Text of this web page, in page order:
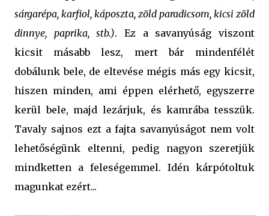
sárgarépa, karfiol, káposzta, zöld paradicsom, kicsi zöld
dinnye, paprika, stb.). Ez a savanyúság viszont
kicsit másabb lesz, mert bár mindenfélét
dobálunk bele, de eltevése mégis más egy kicsit,
hiszen minden, ami éppen elérhető, egyszerre
kerül bele, majd lezárjuk, és kamrába tesszük.
Tavaly sajnos ezt a fajta savanyúságot nem volt
lehetőségünk eltenni, pedig nagyon szeretjük
mindketten a feleségemmel. Idén kárpótoltuk
magunkat ezért...